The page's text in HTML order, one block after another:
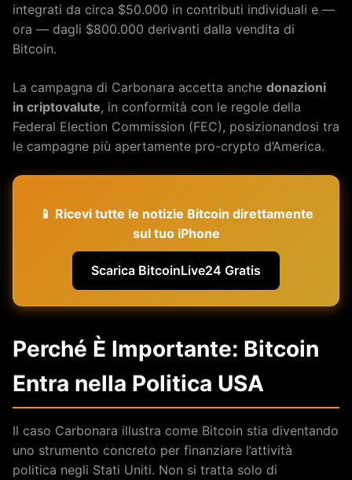
integrati da circa $50.000 in contributi individuali e —
ora — dagli $800.000 derivanti dalla vendita di
Bitcoin.
La campagna di Carbonara accetta anche donazioni
in criptovalute, in conformità con le regole della
Federal Election Commission (FEC), posizionandosi tra
le campagne più apertamente pro-crypto d’America.
📱 Ricevi tutte le notizie Bitcoin direttamente
sul tuo iPhone
Scarica BitcoinLive24 Gratis
Perché È Importante: Bitcoin
Entra nella Politica USA
Il caso Carbonara illustra come Bitcoin stia diventando
uno strumento concreto per finanziare l’attività
politica negli Stati Uniti. Non si tratta solo di